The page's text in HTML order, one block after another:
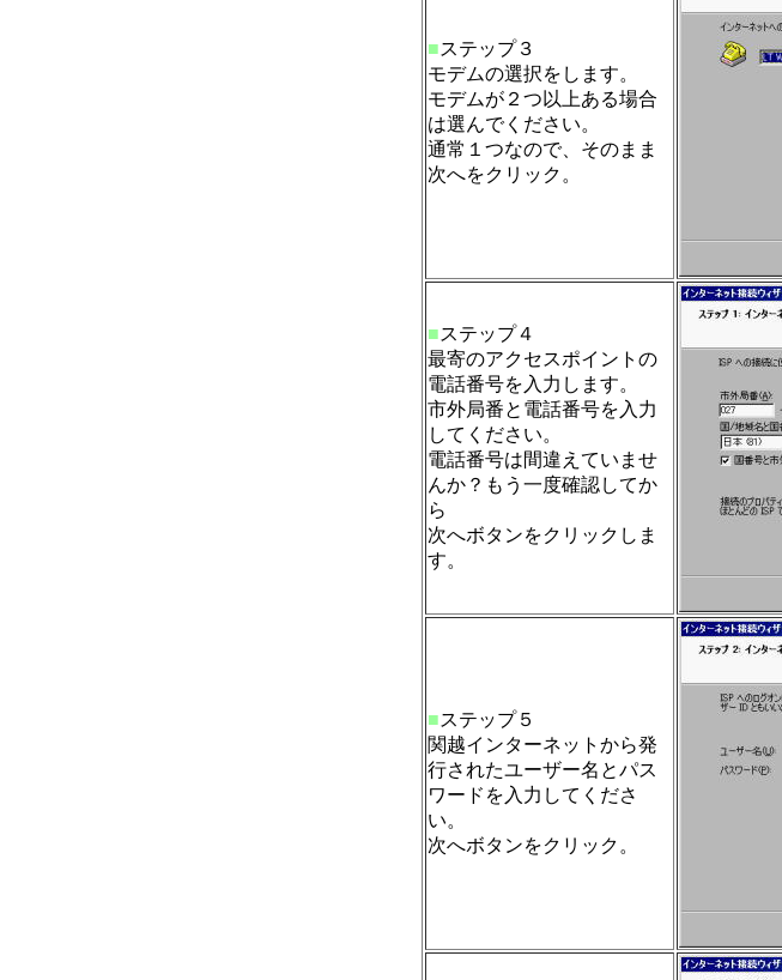
■ステップ３
モデムの選択をします。
モデムが２つ以上ある場合
は選んでください。
通常１つなので、そのまま
次へをクリック。
■ステップ４
最寄のアクセスポイントの
電話番号を入力します。
市外局番と電話番号を入力
してください。
電話番号は間違えていませ
んか？もう一度確認してか
ら
次へボタンをクリックしま
す。
■ステップ５
関越インターネットから発
行されたユーザー名とパス
ワードを入力してくださ
い。
次へボタンをクリック。